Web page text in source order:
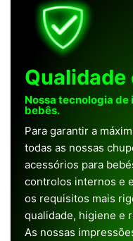
Qualidade
Nossa tecnologia de
bebês.
Para garantir a
todas as nossas
acessórios para
controlos internos e
os requisitos mais
qualidade, higiene e
As nossas